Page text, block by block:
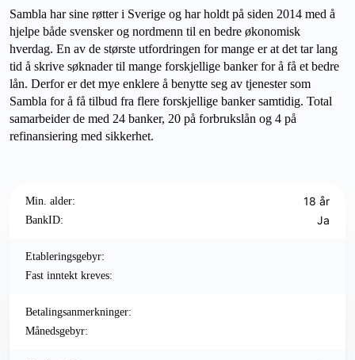
Sambla har sine røtter i Sverige og har holdt på siden 2014 med å
hjelpe både svensker og nordmenn til en bedre økonomisk
hverdag. En av de største utfordringen for mange er at det tar lang
tid å skrive søknader til mange forskjellige banker for å få et bedre
lån. Derfor er det mye enklere å benytte seg av tjenester som
Sambla for å få tilbud fra flere forskjellige banker samtidig. Total
samarbeider de med 24 banker, 20 på forbrukslån og 4 på
refinansiering med sikkerhet.
Min. alder: 18 år
BankID: Ja
Etableringsgebyr:
Fast inntekt kreves:
Betalingsanmerkninger:
Månedsgebyr: